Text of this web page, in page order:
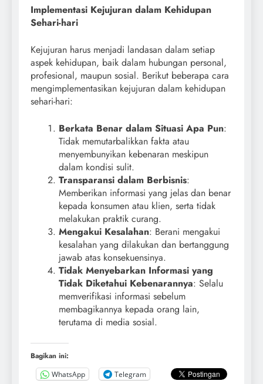
Implementasi Kejujuran dalam Kehidupan
Sehari-hari
Kejujuran harus menjadi landasan dalam setiap
aspek kehidupan, baik dalam hubungan personal,
profesional, maupun sosial. Berikut beberapa cara
mengimplementasikan kejujuran dalam kehidupan
sehari-hari:
Berkata Benar dalam Situasi Apa Pun:
Tidak memutarbalikkan fakta atau
menyembunyikan kebenaran meskipun
dalam kondisi sulit.
Transparansi dalam Berbisnis:
Memberikan informasi yang jelas dan benar
kepada konsumen atau klien, serta tidak
melakukan praktik curang.
Mengakui Kesalahan: Berani mengakui
kesalahan yang dilakukan dan bertanggung
jawab atas konsekuensinya.
Tidak Menyebarkan Informasi yang
Tidak Diketahui Kebenarannya: Selalu
memverifikasi informasi sebelum
membagikannya kepada orang lain,
terutama di media sosial.
Bagikan ini:
WhatsApp
Telegram